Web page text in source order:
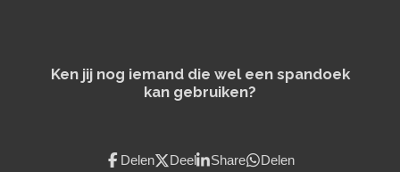
Ken jij nog iemand die wel een spandoek
kan gebruiken?
Delen Deel Share Delen